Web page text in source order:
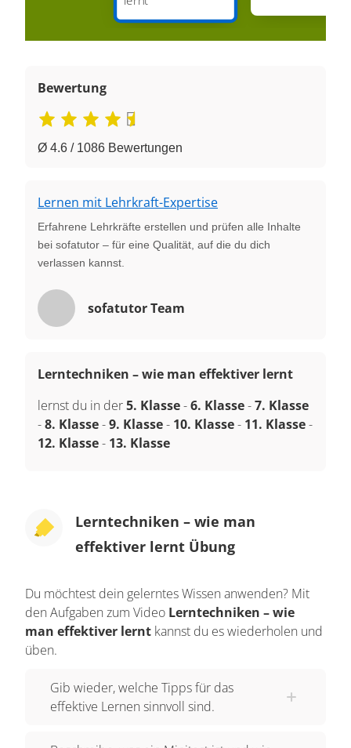
Bewertung
Ø 4.6 / 1086 Bewertungen
Lernen mit Lehrkraft-Expertise
Erfahrene Lehrkräfte erstellen und prüfen alle Inhalte
bei sofatutor – für eine Qualität, auf die du dich
verlassen kannst.
sofatutor Team
Lerntechniken – wie man effektiver lernt
lernst du in der5. Klasse-6. Klasse-7. Klasse
-8. Klasse-9. Klasse- 10. Klasse- 11. Klasse-
12. Klasse- 13. Klasse
Lerntechniken – wie man
effektiver lernt Übung
Du möchtest dein gelerntes Wissen anwenden? Mit
den Aufgaben zum Video Lerntechniken – wie
man effektiver lernt kannst du es wiederholen und
üben.
Gib wieder, welche Tipps für das
effektive Lernen sinnvoll sind.